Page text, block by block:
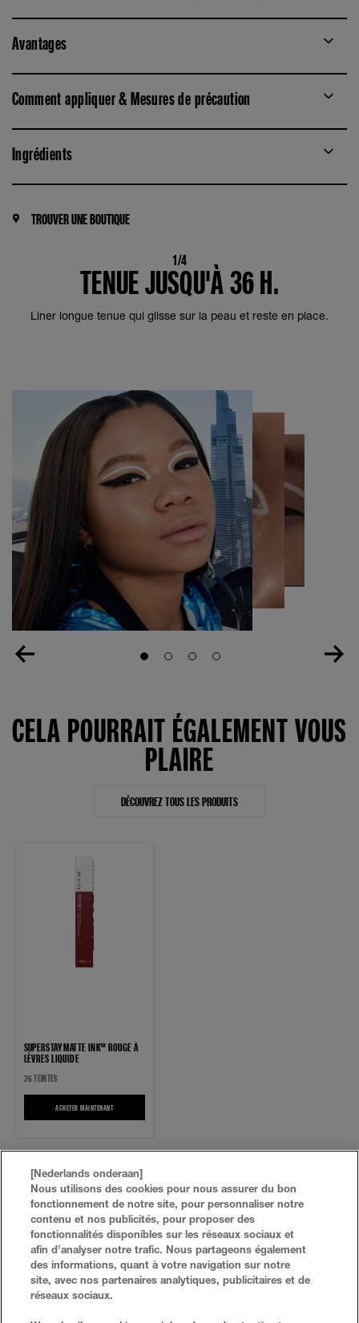
Avantages
Comment appliquer & Mesures de précaution
Ingrédients
TROUVER UNE BOUTIQUE
1/4
TENUE JUSQU'À 36 H.
Liner longue tenue qui glisse sur la peau et reste en place.
Slide 1Slide 2Slide 3Slide 4
CELA POURRAIT ÉGALEMENT VOUS
PLAIRE
DÉCOUVREZ TOUS LES PRODUITS
SUPERSTAY MATTE INK™ ROUGE À
LÈVRES LIQUIDE
26 TEINTES
ACHETER MAINTENANTSUPERSTAY MATTE INK™ ROUGE À LÈVRES LIQUIDE
[Nederlands onderaan]
Nous utilisons des cookies pour nous assurer du bon
fonctionnement de notre site, pour personnaliser notre
contenu et nos publicités, pour proposer des
fonctionnalités disponibles sur les réseaux sociaux et
afin d’analyser notre trafic. Nous partageons également
des informations, quant à votre navigation sur notre
site, avec nos partenaires analytiques, publicitaires et de
réseaux sociaux.